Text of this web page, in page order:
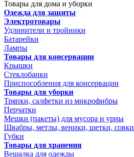
Товары для дома и уборки
Одежда для защиты
Электротовары
Удлинители и тройники
Батарейки
Лампы
Товары для консервации
Крышки
Стеклобанки
Приспособления для консервации
Товары для уборки
Тряпки, салфетки из микрофибры
Перчатки
Мешки (пакеты) для мусора и урны
Швабры, метлы, веники, щетки, совки
Губки
Товары для хранения
Вешалка для одежды